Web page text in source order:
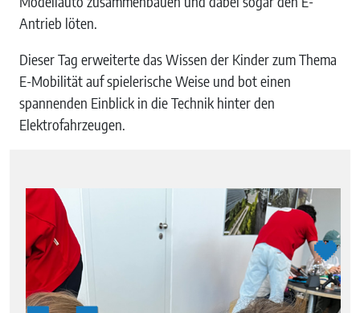
Antrieb löten.
Dieser Tag erweiterte das Wissen der Kinder zum Thema
E-Mobilität auf spielerische Weise und bot einen
spannenden Einblick in die Technik hinter den
Elektrofahrzeugen.